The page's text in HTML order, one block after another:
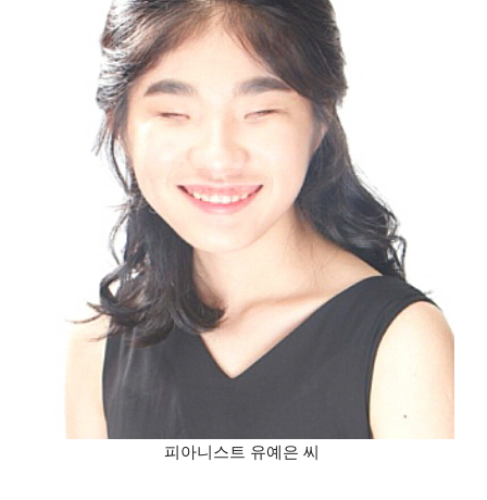
피아니스트 유예은 씨